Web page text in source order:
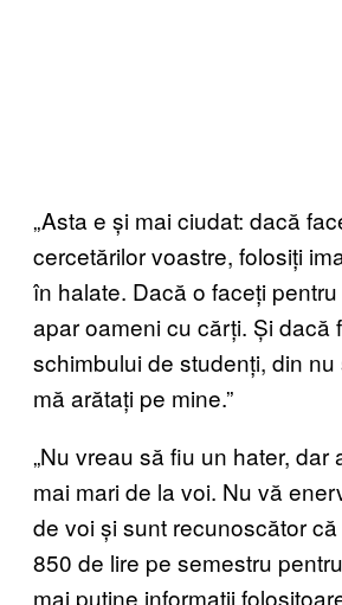
„Asta e și mai ciudat: dacă
cercetărilor voastre, folosiți
în halate. Dacă o faceți
apar oameni cu cărți. Și dacă
schimbului de studenți, din nu
mă arătați pe mine.”
„Nu vreau să fiu un hater, dar
mai mari de la voi. Nu vă
de voi și sunt recunoscător
850 de lire pe semestru
mai puține informații